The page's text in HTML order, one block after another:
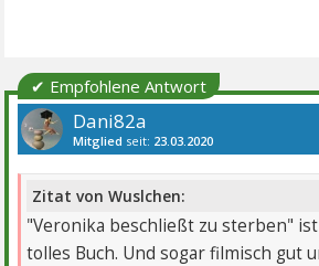
✔ Empfohlene Antwort
Dani82a
Mitglied seit: 23.03.2020
Zitat von Wuslchen:
"Veronika beschließt zu sterben"
tolles Buch. Und sogar filmisch gut